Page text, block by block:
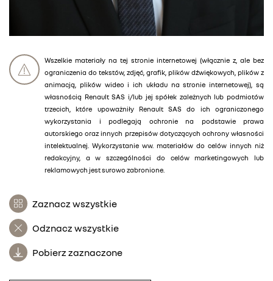
Wszelkie materiały na tej stronie internetowej (włącznie z, ale bez
ograniczenia do tekstów, zdjęć, grafik, plików dźwiękowych, plików z
animacją, plików wideo i ich układu na stronie internetowej), są
własnością Renault SAS i/lub jej spółek zależnych lub podmiotów
trzecich, które upoważniły Renault SAS do ich ograniczonego
wykorzystania i podlegają ochronie na podstawie prawa
autorskiego oraz innych przepisów dotyczących ochrony własności
intelektualnej. Wykorzystanie ww. materiałów do celów innych niż
redakcyjny, a w szczególności do celów marketingowych lub
reklamowych jest surowo zabronione.
Zaznacz wszystkie
Odznacz wszystkie
Pobierz zaznaczone